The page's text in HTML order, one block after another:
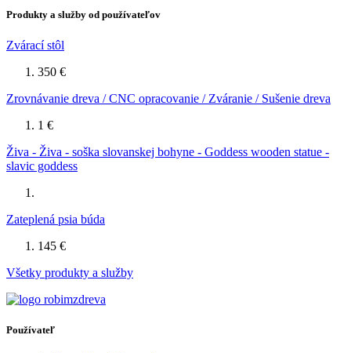
Produkty a služby od používateľov
Zvárací stôl
350 €
Zrovnávanie dreva / CNC opracovanie / Zváranie / Sušenie dreva
1 €
Živa - Živa - soška slovanskej bohyne - Goddess wooden statue -
slavic goddess
Zateplená psia búda
145 €
Všetky produkty a služby
Používateľ